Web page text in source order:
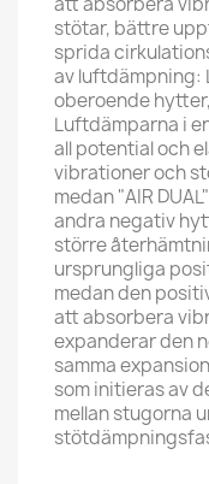
stötar, bättre
sprida
av luftdämpning:
oberoende
Luftdämparna i
all potential och
vibrationer och
medan "AIR
andra negativ
större
ursprungliga
medan den
att absorbera
expanderar den
samma
som initieras av
mellan stugorna